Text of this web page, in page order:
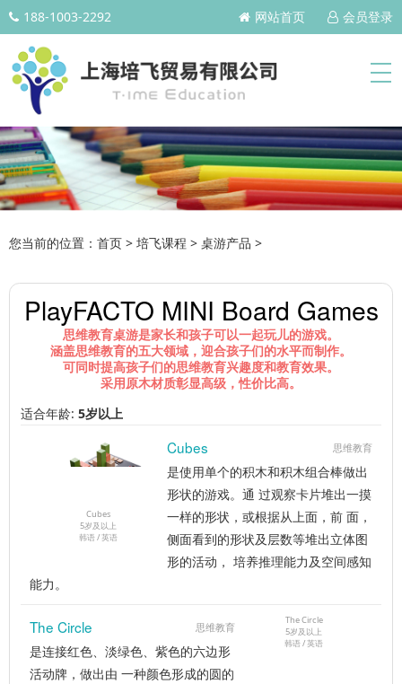
188-1003-2292 网站首页 会员登录
您当前的位置： 首页 > 培飞课程 > 桌游产品 >
PlayFACTO MINI Board Games
思维教育桌游是家长和孩子可以一起玩儿的游戏。
涵盖思维教育的五大领域，迎合孩子们的水平而制作。
可同时提高孩子们的思维教育兴趣度和教育效果。
采用原木材质彰显高级，性价比高。
适合年龄: 5岁以上
Cubes
5岁及以上
韩语 / 英语
Cubes 思维教育
是使用单个的积木和积木组合棒做出
形状的游戏。通 过观察卡片堆出一摸
一样的形状，或根据从上面，前 面，
侧面看到的形状及层数等堆出立体图
形的活动， 培养推理能力及空间感知
能力。
The Circle
5岁及以上
韩语 / 英语
The Circle 思维教育
是连接红色、淡绿色、紫色的六边形
活动牌，做出由 一种颜色形成的圆的